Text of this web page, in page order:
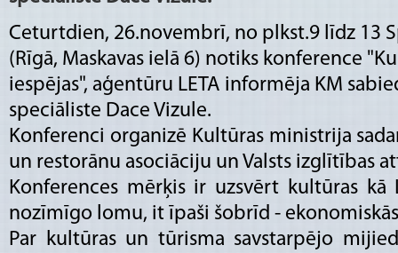
Ceturtdien, 26.novembrī, no plkst.9 līdz 13
(Rīgā, Maskavas ielā 6) notiks konference
iespējas", aģentūru LETA informēja KM
speciāliste Dace Vizule.
Konferenci organizē Kultūras ministrija
un restorānu asociāciju un Valsts izglītības
Konferences mērķis ir uzsvērt kultūras kā
nozīmīgo lomu, it īpaši šobrīd -
Par kultūras un tūrisma savstarpējo